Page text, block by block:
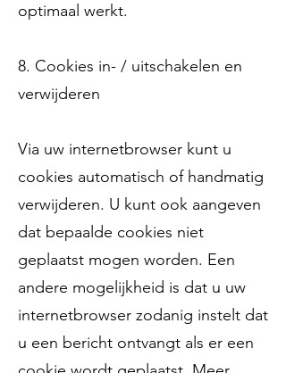
optimaal werkt.
8. Cookies in- / uitschakelen en
verwijderen
Via uw internetbrowser kunt u
cookies automatisch of handmatig
verwijderen. U kunt ook aangeven
dat bepaalde cookies niet
geplaatst mogen worden. Een
andere mogelijkheid is dat u uw
internetbrowser zodanig instelt dat
u een bericht ontvangt als er een